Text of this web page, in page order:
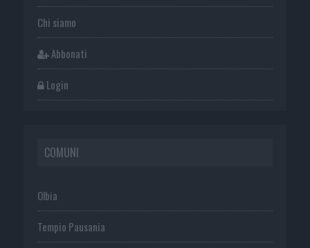
Chi siamo
Abbonati
Login
COMUNI
Olbia
Tempio Pausania